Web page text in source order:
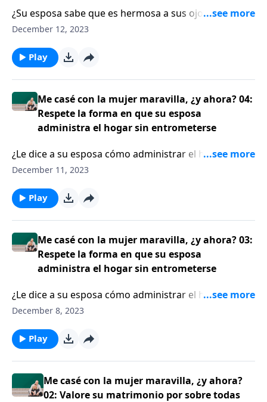
después de decir “Acepto”.
¿Su esposa sabe que es hermosa a sus ojos? Jess
MacCallum, el comprometido esposo de una mujer
halagar la belleza externa de su esposa, sino que
deliberadamente se enfoquen en las cualidades que
amabilidad, por ejemplo. Cuando Jess MacCallum se
casó con una mujer de carácter fuerte. No se había
dado cuenta de lo fuerte que era su esposa, hasta
December 12, 2023
Play
Me casé con la mujer maravilla, ¿y ahora? 04:
Respete la forma en que su esposa
administra el hogar sin entrometerse
¿Le dice a su esposa cómo administrar el hogar? Si es
así, será mejor que lo reconsidere. El escritor Jess
usualmente es el castillo de un varón, pero es el nido
de una mujer. Por lo tanto, un esposo sabio no
su esposa.
December 11, 2023
Play
Me casé con la mujer maravilla, ¿y ahora? 03:
Respete la forma en que su esposa
administra el hogar sin entrometerse
¿Le dice a su esposa cómo administrar el hogar? Si es
así, será mejor que lo reconsidere. El escritor Jess
usualmente es el castillo de un varón, pero es el nido
de una mujer. Por lo tanto, un esposo sabio no
su esposa.
December 8, 2023
Play
Me casé con la mujer maravilla, ¿y ahora?
02: Valore su matrimonio por sobre todas